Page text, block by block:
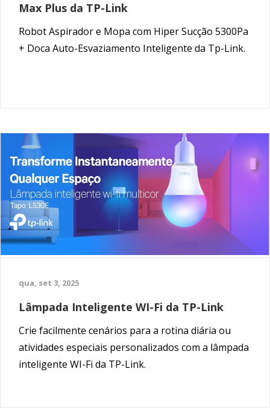
Max Plus da TP-Link
Robot Aspirador e Mopa com Hiper Sucção 5300Pa
+ Doca Auto-Esvaziamento Inteligente da Tp-Link.
qua, set 3, 2025
Lâmpada Inteligente WI-Fi da TP-Link
Crie facilmente cenários para a rotina diária ou
atividades especiais personalizados com a lâmpada
inteligente WI-Fi da TP-Link.